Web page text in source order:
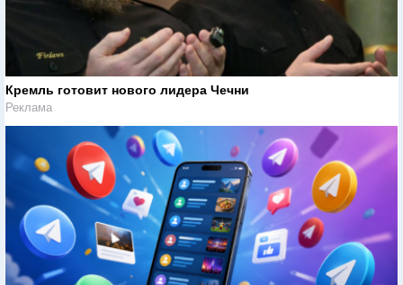
Кремль готовит нового лидера Чечни
Реклама